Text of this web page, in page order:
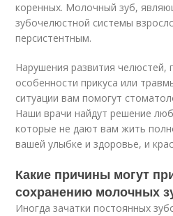
коренных. Молочный зуб,
зубочелюстной системы
персистентным.
Нарушения развития челюстей,
особенности прикуса или
ситуации вам помогут
Наши врачи найдут решение
которые не дают вам жить
вашей улыбке и здоровье, и
Какие причины могут
сохранению молочных
Иногда зачатки постоянных